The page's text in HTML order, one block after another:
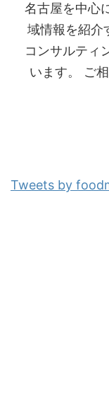
名古屋を中心
域情報を紹介
コンサルティ
います。 ご
Tweets by